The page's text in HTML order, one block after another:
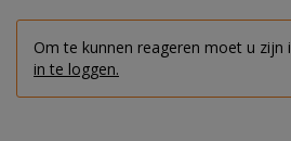
Om te kunnen reageren moet u zijn
in te loggen.